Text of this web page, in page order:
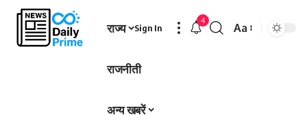
राज्य
राजनीती
अन्य खबरें
Sign In
4
Font
Aa